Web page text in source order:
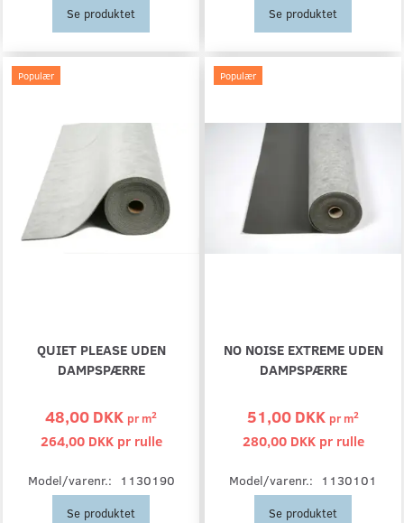
Se produktet Se produktet
Populær
QUIET PLEASE UDEN
DAMPSPÆRRE
48,00 DKK prm2
264,00 DKK pr rulle
Model/varenr.: 1130190
Se produktet
Populær
NO NOISE EXTREME UDEN
DAMPSPÆRRE
51,00 DKK prm2
280,00 DKK pr rulle
Model/varenr.: 1130101
Se produktet